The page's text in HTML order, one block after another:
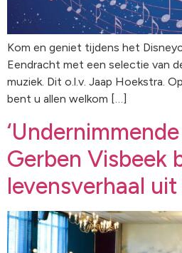
Kom en geniet tijdens het
Eendracht met een selectie van
muziek. Dit o.l.v. Jaap Hoekstra.
bent u allen welkom […]
Gerben Visbeek
levensverhaal uit